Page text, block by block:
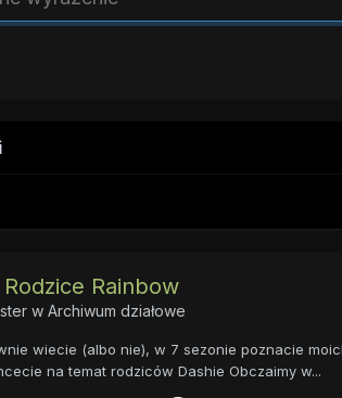
Rainbow
w Archiwum działowe
wiecie (albo nie), w 7 sezonie poznacie
na temat rodziców Dashie Obczaimy w...